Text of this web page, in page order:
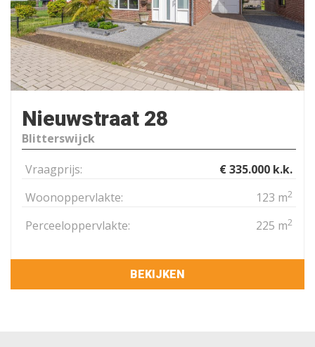
Nieuwstraat 28
Blitterswijck
Vraagprijs:
€ 335.000 k.k.
Woonoppervlakte:
123 m2
Perceeloppervlakte: 225 m2
BEKIJKEN